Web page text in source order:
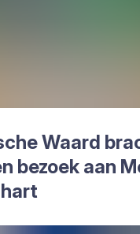
Waard
bezoek aan